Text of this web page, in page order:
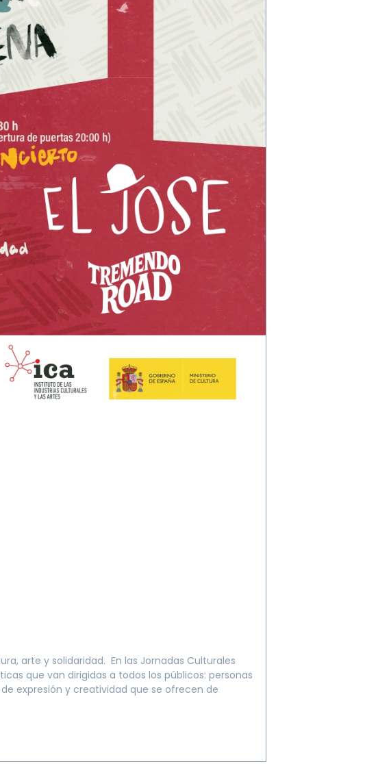
arte y solidaridad. En las Jornadas Culturales
que van dirigidas a todos los públicos: personas
expresión y creatividad que se ofrecen de